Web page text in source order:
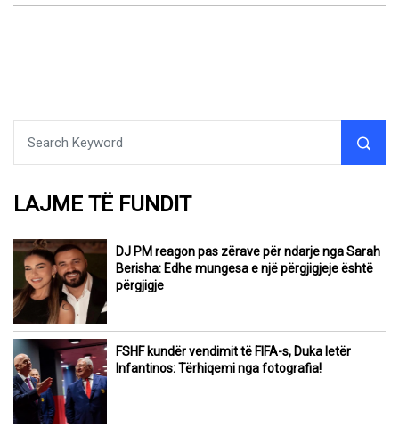
LAJME TË FUNDIT
DJ PM reagon pas zërave për ndarje nga Sarah
Berisha: Edhe mungesa e një përgjigjeje është
përgjigje
FSHF kundër vendimit të FIFA-s, Duka letër
Infantinos: Tërhiqemi nga fotografia!